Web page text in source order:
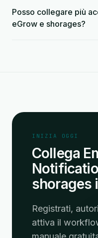
Posso collegare più
eGrow e shorages?
INIZIA OGGI
Collega
shorages
Registrati,
attiva il